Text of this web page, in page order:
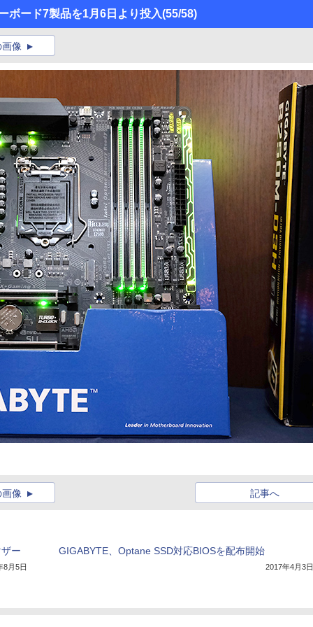
ボード7製品を1月6日より投入(55/58)
画像
記事へ
画像
ー
8月5日
GIGABYTE、Optane SSD対応BIOSを配布開始
2017年4月3日